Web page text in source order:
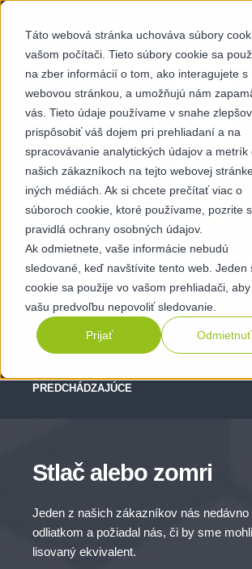
Táto webová stránka uchováva súbory
vašom počítači. Tieto súbory cookie sa
na zber informácií o tom, ako interagujete s
webovou stránkou, a umožňujú nám
vás. Tieto údaje používame v snahe
prispôsobiť váš dojem pri prehliadaní a na
spracovávanie analytických údajov a metrík
našich zákazníkoch na tejto webovej
iných médiách. Ak si chcete prečítať viac o
súboroch cookie, ktoré používame, pozrite
pravidlá ochrany osobných údajov.
Ak odmietnete, vaše informácie nebudú
sledované, keď navštívite tento web. Jeden
cookie sa použije vo vašom prehliadači,
vašu predvoľbu nepovoliť sledovanie.
Prijať Odmietnuť
LISOVANIE
LISOVANIE -
KVALITNÉ
KOVOVÉ
PREDCHÁDZAJÚCE
Stlač alebo zomri
Jeden z našich zákazníkov nás nedávno
odliatkom a požiadal nás, či by sme
lisovaný ekvivalent.